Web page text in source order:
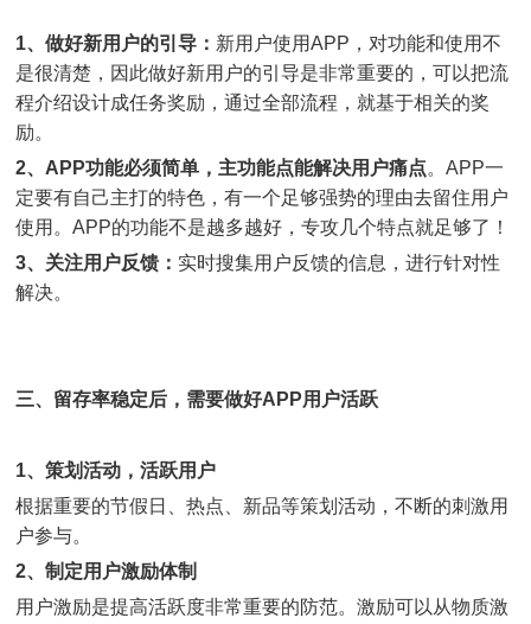
1、做好新用户的引导： 新用户使用APP，对功能和使用不
是很清楚，因此做好新用户的引导是非常重要的，可以把流
程介绍设计成任务奖励，通过全部流程，就基于相关的奖
励。
2、APP功能必须简单，主功能点能解决用户痛点。APP一
定要有自己主打的特色，有一个足够强势的理由去留住用户
使用。APP的功能不是越多越好，专攻几个特点就足够了！
3、关注用户反馈： 实时搜集用户反馈的信息，进行针对性
解决。
三、留存率稳定后，需要做好APP用户活跃
1、策划活动，活跃用户
根据重要的节假日、热点、新品等策划活动，不断的刺激用
户参与。
2、制定用户激励体制
用户激励是提高活跃度非常重要的防范。激励可以从物质激